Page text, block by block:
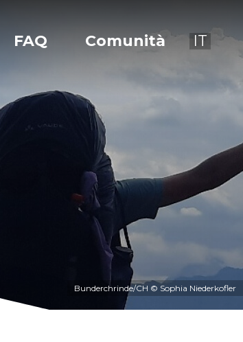
FAQ Comunità IT
Bunderchrinde/CH © Sophia Niederkofler